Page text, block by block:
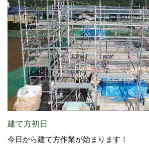
建て方初日
今日から建て方作業が始まります！